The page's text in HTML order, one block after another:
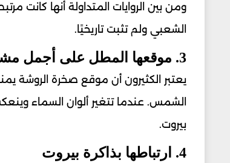
ومن بين الروايات المتداولة أنها
الشعبي ولم تثبت تاريخيًا.
3. موقعها المطل على أجمل مشاهد الغروب
يعتبر الكثيرون أن موقع صخرة الروشة
الشمس. عندما تتغير ألوان السماء
بيروت.
4. ارتباطها بذاكرة بيروت